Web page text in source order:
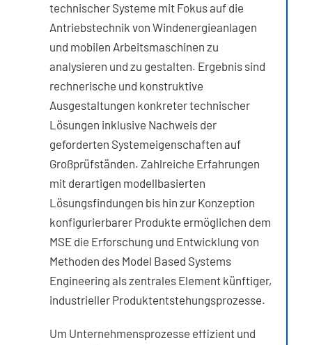
technischer Systeme mit Fokus auf die
Antriebstechnik von Windenergieanlagen
und mobilen Arbeitsmaschinen zu
analysieren und zu gestalten. Ergebnis sind
rechnerische und konstruktive
Ausgestaltungen konkreter technischer
Lösungen inklusive Nachweis der
geforderten Systemeigenschaften auf
Großprüfständen. Zahlreiche Erfahrungen
mit derartigen modellbasierten
Lösungsfindungen bis hin zur Konzeption
konfigurierbarer Produkte ermöglichen dem
MSE die Erforschung und Entwicklung von
Methoden des Model Based Systems
Engineering als zentrales Element künftiger,
industrieller Produktentstehungsprozesse.
Um Unternehmensprozesse effizient und